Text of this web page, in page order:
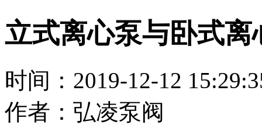
立式离心泵与卧式离
时间： 2019-12-12
作者： 弘凌泵阀